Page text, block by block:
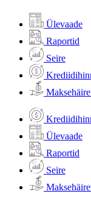
Ülevaade
Raportid
Seire
Ülevaade
Raportid
Seire